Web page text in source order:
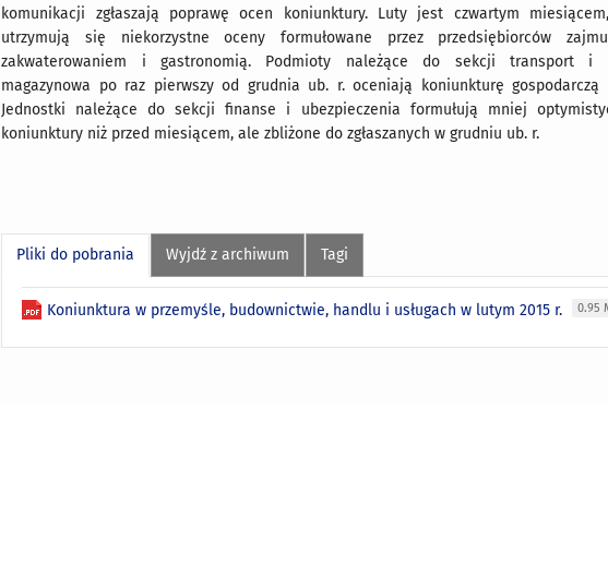
komunikacji zgłaszają poprawę ocen koniunktury. Luty jest czwartym
utrzymują się niekorzystne oceny formułowane przez przedsiębiorców
zakwaterowaniem i gastronomią. Podmioty należące do sekcji transport i
magazynowa po raz pierwszy od grudnia ub. r. oceniają koniunkturę gospodarczą
Jednostki należące do sekcji finanse i ubezpieczenia formułują mniej
koniunktury niż przed miesiącem, ale zbliżone do zgłaszanych w grudniu ub. r.
Pliki do pobrania Wyjdź z archiwum Tagi
Koniunktura w przemyśle, budownictwie, handlu i usługach w lutym 2015 r. 0.95